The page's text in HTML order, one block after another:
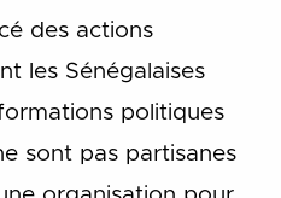
des actions
les Sénégalaises
politiques
sont pas partisanes